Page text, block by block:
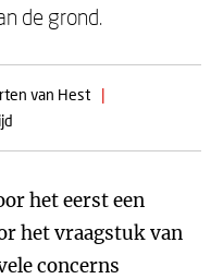
de grond.
van Hest
|
het eerst een
het vraagstuk van
concerns